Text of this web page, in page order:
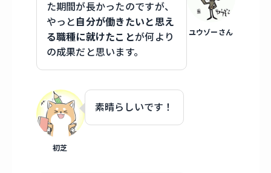
ユウゾーさん
た期間が長かったのですが、
やっと 自分が働きたいと思え
る職種に就けたことが何より
の成果だと思います。
初芝
素晴らしいです！